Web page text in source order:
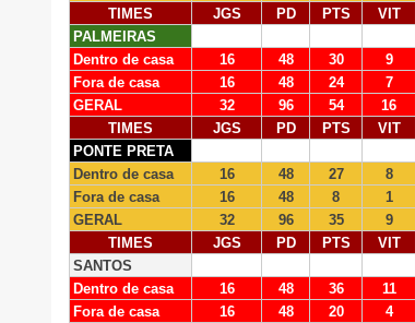
TIMES
JGS PD PTS VIT
PALMEIRAS
Dentro de casa
16 48 30 9
Fora de casa
16 48 24 7
GERAL
32 96 54 16
TIMES
JGS PD PTS VIT
PONTE PRETA
Dentro de casa
16 48 27 8
Fora de casa
16 48 8 1
GERAL
32 96 35 9
TIMES
JGS PD PTS VIT
SANTOS
Dentro de casa
16 48 36 11
Fora de casa
16 48 20 4